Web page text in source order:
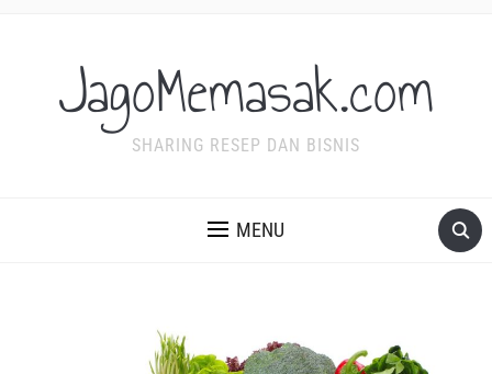
JagoMemasak.com
SHARING RESEP DAN BISNIS
MENU